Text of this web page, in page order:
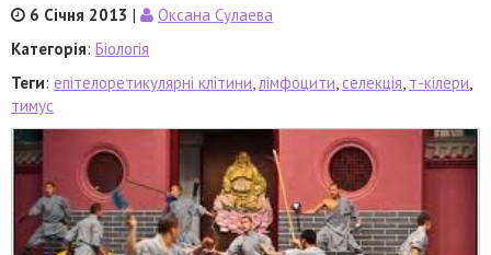
6 Січня 2013 |
Оксана Сулаева
Категорія: Біологія
Теги: епітелоретикулярні клітини,лімфоцити,селекція, т-кілери,
тимус